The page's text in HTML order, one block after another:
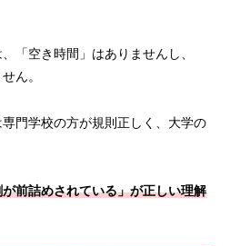
「空き時間」はありませんし、
ん。
門学校の方が規則正しく、大学の
前詰めされている」が正しい理解